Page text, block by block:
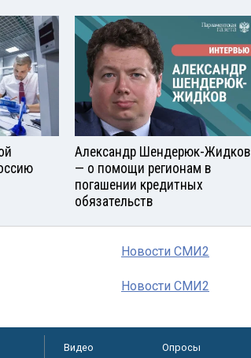
Александр Шендерюк-Жидков
— о помощи регионам в
погашении кредитных
обязательств
Новости СМИ2
Новости СМИ2
Видео Опросы